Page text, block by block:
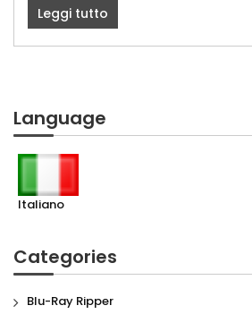
Leggi tutto
Language
Italiano
Categories
Blu-Ray Ripper